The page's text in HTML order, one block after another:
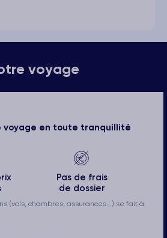
voyage
voyage en toute tranquillité
Pas de frais
de dossier
(vols, chambres, assurances...) se fait à